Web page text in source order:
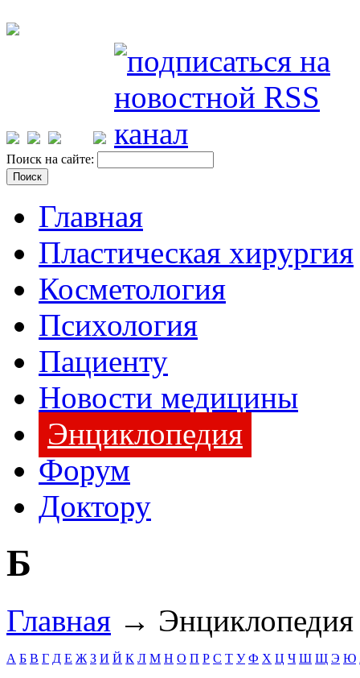
Поиск на сайте:
Главная
Пластическая хирургия
Косметология
Психология
Пациенту
Новости медицины
Энциклопедия
Форум
Доктору
Б
Главная →
А Б В Г Д Е Ж З И Й К Л М Н О П Р С Т У Ф Х Ц Ч Ш Щ Э Ю